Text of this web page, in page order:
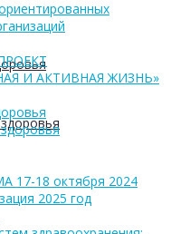
И АКТИВНАЯ ЖИЗНЬ»
17-18 октября 2024
2025 год